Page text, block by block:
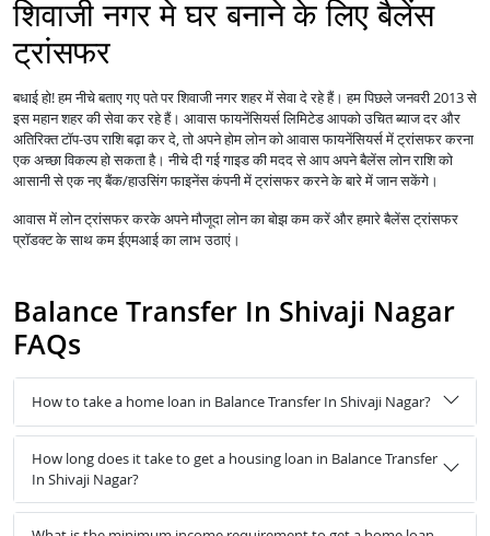
शिवाजी नगर मे घर बनाने के लिए बैलेंस
ट्रांसफर
बधाई हो! हम नीचे बताए गए पते पर शिवाजी नगर शहर में सेवा दे रहे हैं। हम पिछले जनवरी 2013 से
इस महान शहर की सेवा कर रहे हैं। आवास फायनेंसियर्स लिमिटेड आपको उचित ब्याज दर और
अतिरिक्त टॉप-उप राशि बढ़ा कर दे, तो अपने होम लोन को आवास फायनेंसियर्स में ट्रांसफर करना
एक अच्छा विकल्प हो सकता है। नीचे दी गई गाइड की मदद से आप अपने बैलेंस लोन राशि को
आसानी से एक नए बैंक/हाउसिंग फाइनेंस कंपनी में ट्रांसफर करने के बारे में जान सकेंगे।
आवास मेंलोनट्रांसफर करके अपने मौजूदा लोन का बोझ कम करें और हमारे बैलेंस ट्रांसफर
प्रॉडक्ट के साथ कम ईएमआई का लाभ उठाएं।
Balance Transfer In Shivaji Nagar
FAQs
How to take a home loan in Balance Transfer In Shivaji Nagar?
How long does it take to get a housing loan in Balance Transfer
In Shivaji Nagar?